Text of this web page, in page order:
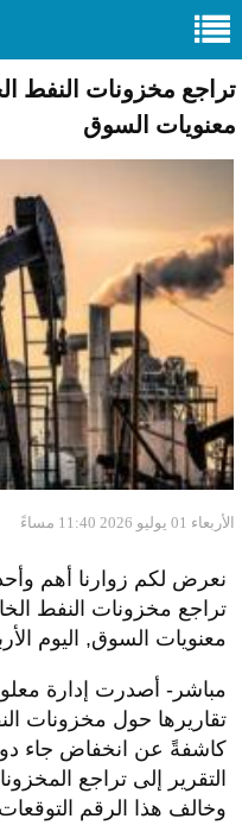
تراجع مخزونات النفط
معنويات السوق
الأربعاء 01 يوليو 2026 11:40 مساءً
نعرض لكم زوارنا أهم
تراجع مخزونات النفط
معنويات السوق, اليوم الأربعاء 1 يوليو 2026
مباشر- أصدرت إدارة
تقاريرها حول مخزونات
كاشفةً عن انخفاض جاء
وخالف هذا الرقم